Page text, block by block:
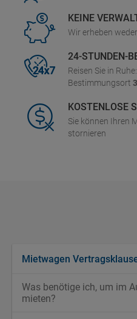
KEINE
Wir erheben
24-STUNDEN-
Reisen Sie in
Bestimmungsort
KOSTENLOSE
Sie können Ihren
stornieren
Mietwagen
Was benötige ich, um im
mieten?